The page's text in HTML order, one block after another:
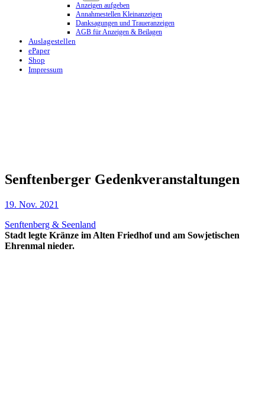
Anzeigen aufgeben
Annahmestellen Kleinanzeigen
Danksagungen und Traueranzeigen
AGB für Anzeigen & Beilagen
Auslagestellen
ePaper
Shop
Impressum
Senftenberger Gedenkveranstaltungen
19. Nov. 2021
Senftenberg & Seenland
Stadt legte Kränze im Alten Friedhof und am Sowjetischen
Ehrenmal nieder.